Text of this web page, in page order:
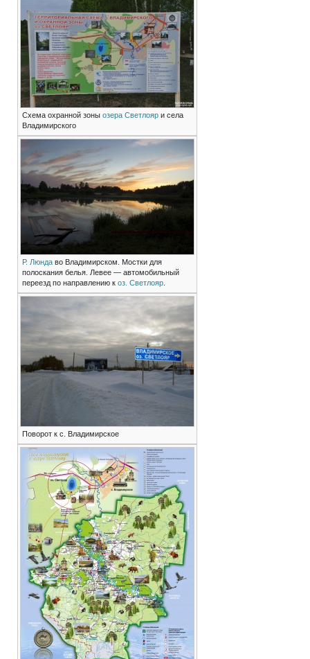
Схема охранной зоны озера Светлояри села
Владимирского
Р. Люндаво Владимирском. Мостки для
полоскания белья. Левее — автомобильный
переезд по направлению к оз. Светлояр.
Поворот к с. Владимирское